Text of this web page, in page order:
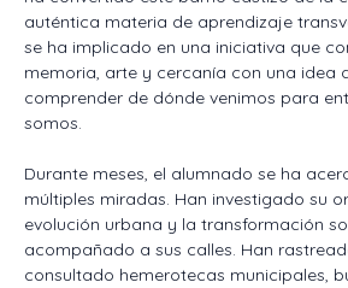
auténtica materia de aprendizaje
se ha implicado en una iniciativa que
memoria, arte y cercanía con una idea
comprender de dónde venimos para
somos.
Durante meses, el alumnado se ha
múltiples miradas. Han investigado su
evolución urbana y la transformación
acompañado a sus calles. Han
consultado hemerotecas municipales,